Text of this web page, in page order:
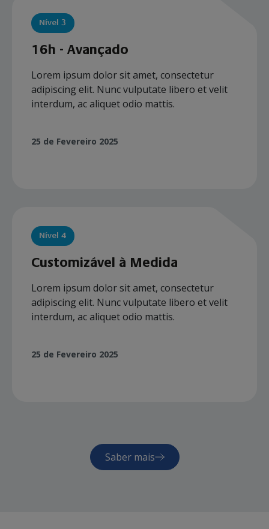
Nível 3
16h - Avançado
Lorem ipsum dolor sit amet, consectetur
adipiscing elit. Nunc vulputate libero et velit
interdum, ac aliquet odio mattis.
25 de Fevereiro 2025
Nível 4
Customizável à Medida
Lorem ipsum dolor sit amet, consectetur
adipiscing elit. Nunc vulputate libero et velit
interdum, ac aliquet odio mattis.
25 de Fevereiro 2025
Saber mais